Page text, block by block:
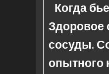
Когда
Здоровое
сосуды.
опытного